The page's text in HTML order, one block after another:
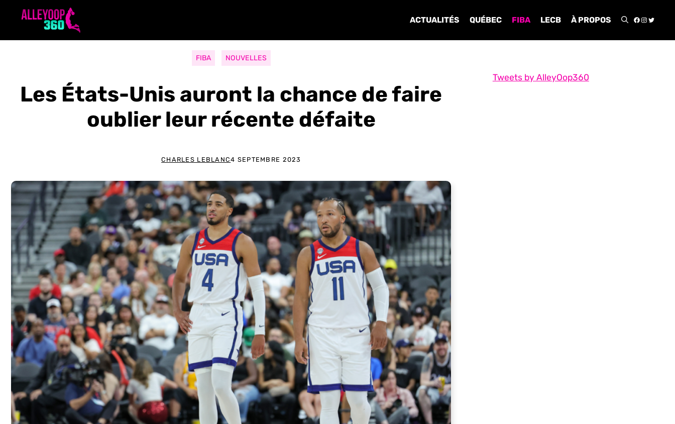
ACTUALITÉS QUÉBEC FIBA LECB À PROPOS
FIBA NOUVELLES
Les États-Unis auront la chance de faire
oublier leur récente défaite
CHARLES LEBLANC4 SEPTEMBRE 2023
Tweets by AlleyOop360